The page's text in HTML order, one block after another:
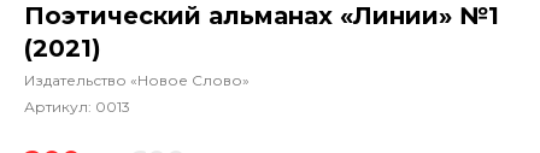
Поэтический альманах «Линии» №1
(2021)
Издательство «Новое Слово»
Артикул: 0013